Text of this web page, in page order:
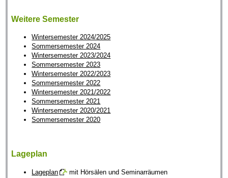
Weitere Semester
Wintersemester 2024/2025
Sommersemester 2024
Wintersemester 2023/2024
Sommersemester 2023
Wintersemester 2022/2023
Sommersemester 2022
Wintersemester 2021/2022
Sommersemester 2021
Wintersemester 2020/2021
Sommersemester 2020
Lageplan
Lageplan mit Hörsälen und Seminarräumen